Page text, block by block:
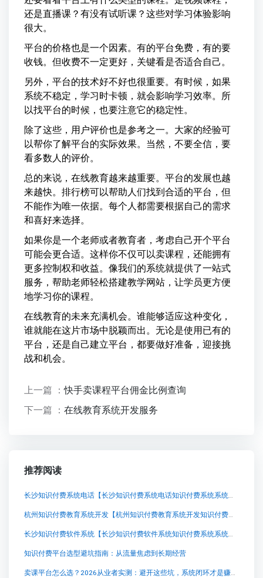
还是直播课？有没有试听课？这些对学习体验影响
很大。
平台的价格也是一个因素。有的平台免费，有的要
收钱。但收费不一定更好，关键看是否适合自己。
另外，平台的技术好不好也很重要。有时候，如果
系统不稳定，学习时卡顿，就会影响学习效率。所
以找平台的时候，也要注意它的稳定性。
除了这些，用户评价也是参考之一。大家的经验可
以帮你了解平台的实际效果。当然，不要全信，要
看多数人的评价。
总的来说，在线教育越来越重要。平台的发展也越
来越快。排行榜可以帮助人们找到合适的平台，但
不能作为唯一依据。每个人都需要根据自己的需求
和喜好来选择。
如果你是一个老师或者教育者，考虑自己开个平台
可能会更合适。这样你不仅可以卖课程，还能拥有
更多控制权和收益。像我们的系统就提供了一站式
服务，帮助老师轻松搭建教学网站，让学员更方便
地学习你的课程。
在线教育的未来充满机会。谁能够适应这种变化，
谁就能在这片市场中脱颖而出。无论是使用已有的
平台，还是自己建立平台，都要做好准备，迎接挑
战和机会。
上一篇 ：快手卖课程平台佣金比例查询
下一篇 ： 在线教育系统开发服务
推荐阅读
长沙知识付费系统电话【长沙知识付费系统电话知识付费系统系统怎么制作，知识付费系统搭建使用教程】
杭州知识付费教育系统开发【杭州知识付费教育系统开发知识付费系统系统怎么制作，知识付费系统搭建使用教程】
长沙知识付费软件系统【长沙知识付费软件系统知识付费系统系统怎么制作，知识付费系统搭建使用教程】
知识付费平台选型避坑指南：从流量焦虑到长期经营
卖课平台怎么选？2026从业者实测：避开这些坑，系统闭环才是赚钱根本